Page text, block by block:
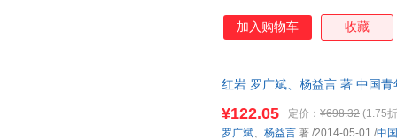
加入购物车 收藏
红岩 罗广斌、杨益言 著 中国
¥122.05 定价： ¥698.32 (1.75
罗广斌、 杨益言 著 /2014-05-01 /中